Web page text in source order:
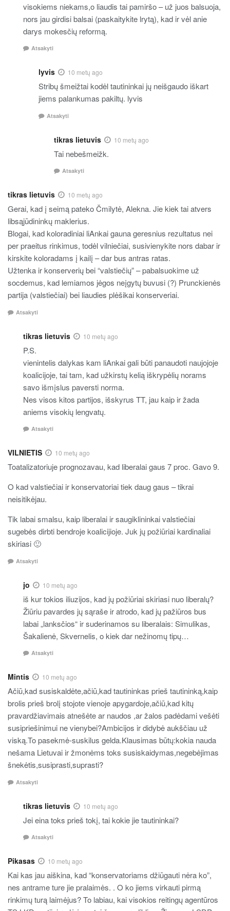
visokiems niekams,o liaudis tai pamiršo – už juos balsuoja,
nors jau girdisi balsai (paskaitykite lrytą), kad ir vėl anie
darys mokesčių reformą.
Atsakyti
lyvis 10 metų ago
Stribų šmeižtai kodėl tautininkai jų neišgaudo iškart
jiems palankumas pakiltų. lyvis
Atsakyti
tikras lietuvis 10 metų ago
Tai nebešmeižk.
Atsakyti
tikras lietuvis 10 metų ago
Gerai, kad į seimą pateko Čmilytė, Alekna. Jie kiek tai atvers
libsąjūdininkų maklerius.
Blogai, kad koloradiniai liAnkai gauna geresnius rezultatus nei
per praeitus rinkimus, todėl vilniečiai, susivienykite nors dabar ir
kirskite koloradams į kailį – dar bus antras ratas.
Užtenka ir konserverių bei “valstiečių” – pabalsuokime už
socdemus, kad lemiamos jėgos neįgytų buvusi (?) Prunckienės
partija (valstiečiai) bei liaudies plėšikai konserveriai.
Atsakyti
tikras lietuvis 10 metų ago
P.S.
vienintelis dalykas kam liAnkai gali būti panaudoti naujojoje
koalicijoje, tai tam, kad užkirstų kelią iškrypėlių norams
savo išmįslus paversti norma.
Nes visos kitos partijos, išskyrus TT, jau kaip ir žada
aniems visokių lengvatų.
Atsakyti
VILNIETIS 10 metų ago
Toatalizatoriuje prognozavau, kad liberalai gaus 7 proc. Gavo 9.
O kad valstiečiai ir konservatoriai tiek daug gaus – tikrai
neisitikėjau.
Tik labai smalsu, kaip liberalai ir saugiklininkai valstiečiai
sugebės dirbti bendroje koalicijioje. Juk jų požiūriai kardinaliai
skiriasi 🙂
Atsakyti
jo 10 metų ago
iš kur tokios iliuzijos, kad jų požiūriai skiriasi nuo liberalų?
Žiūriu pavardes jų sąraše ir atrodo, kad jų pažiūros bus
labai „lanksčios“ ir suderinamos su liberalais: Simulikas,
Šakalienė, Skvernelis, o kiek dar nežinomų tipų…
Atsakyti
Mintis 10 metų ago
Ačiū,kad susiskaldėte,ačiū,kad tautininkas prieš tautininką,kaip
brolis prieš brolį stojote vienoje apygardoje,ačiū,kad kitų
pravardžiavimais atnešėte ar naudos ,ar žalos padėdami vešėti
susipriešinimui ne vienybei?Ambicijos ir didybė aukščiau už
viską.To pasekmė-suskilus gelda.Klausimas būtų:kokia nauda
nešama Lietuvai ir žmonėms toks susiskaidymas,negebėjimas
šnekėtis,susiprasti,suprasti?
Atsakyti
tikras lietuvis 10 metų ago
Jei eina toks prieš tokį, tai kokie jie tautininkai?
Atsakyti
Pikasas 10 metų ago
Kai kas jau aiškina, kad “konservatoriams džiūgauti nėra ko”,
nes antrame ture jie pralaimės. . O ko jiems virkauti pirmą
rinkimų turą laimėjus? To labiau, kai visokios reitingų agentūros